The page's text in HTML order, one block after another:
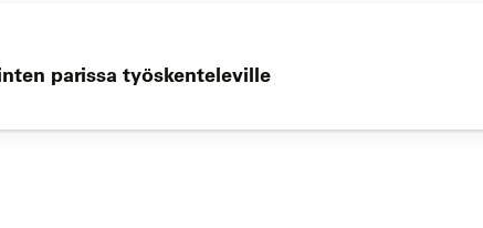
parissa työskenteleville